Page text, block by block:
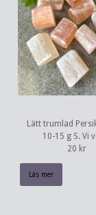
Lätt trumlad
10-15 g S. Vi
20 kr
Läs mer